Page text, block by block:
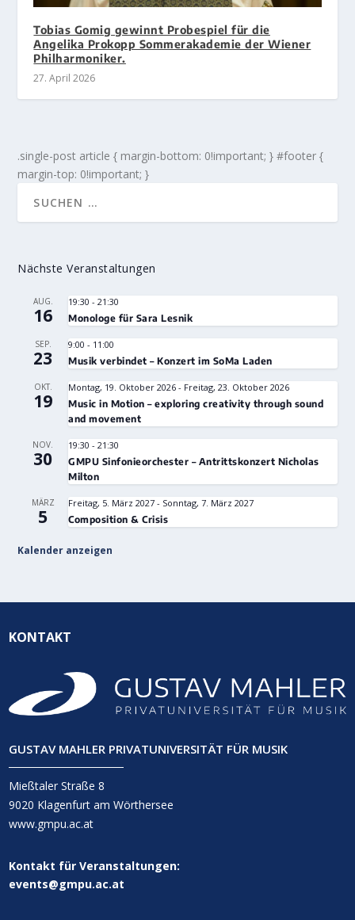
Tobias Gomig gewinnt Probespiel für die
Angelika Prokopp Sommerakademie der Wiener
Philharmoniker.
27. April 2026
.single-post article { margin-bottom: 0!important; } #footer {
margin-top: 0!important; }
Nächste Veranstaltungen
AUG.
16
19:30 -21:30
Monologe für Sara Lesnik
SEP.
23
9:00 - 11:00
Musik verbindet – Konzert im SoMa Laden
OKT.
19
Montag, 19. Oktober 2026 - Freitag, 23. Oktober 2026
Music in Motion – exploring creativity through sound
and movement
NOV.
30
19:30 -21:30
GMPU Sinfonieorchester – Antrittskonzert Nicholas
Milton
MÄRZ
5
Freitag, 5. März 2027 - Sonntag, 7. März 2027
Composition & Crisis
Kalender anzeigen
KONTAKT
GUSTAV MAHLER PRIVATUNIVERSITÄT FÜR MUSIK
Mießtaler Straße 8
9020 Klagenfurt am Wörthersee
www.gmpu.ac.at
Kontakt für Veranstaltungen:
events@gmpu.ac.at